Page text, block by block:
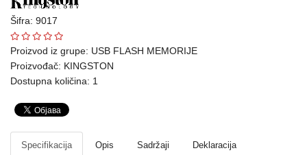
Ploteri
Bela
tehnika
Telefoni
oprema
Mrežna
Šifra: 9017
Proizvod iz grupe: USB FLASH MEMORIJE
Proizvođač: KINGSTON
Dostupna količina: 1
Specifikacija Opis Sadržaji Deklaracija